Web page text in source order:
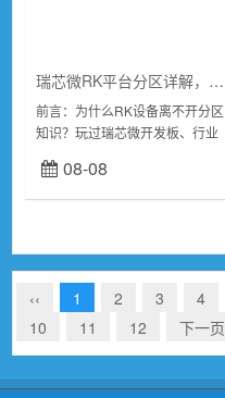
瑞芯微RK平台分区详解，从parameter、GPT与全分区，触觉智能RK3576开发板实战教程
前言：为什么RK设备离不开分区
知识？玩过瑞芯微开发板、行业
友，大概率踩过这些坑：1.改完
固件分区后板子黑屏、卡Logo...
08-08
‹‹ 1 2 3 4
10
11 12 下一页